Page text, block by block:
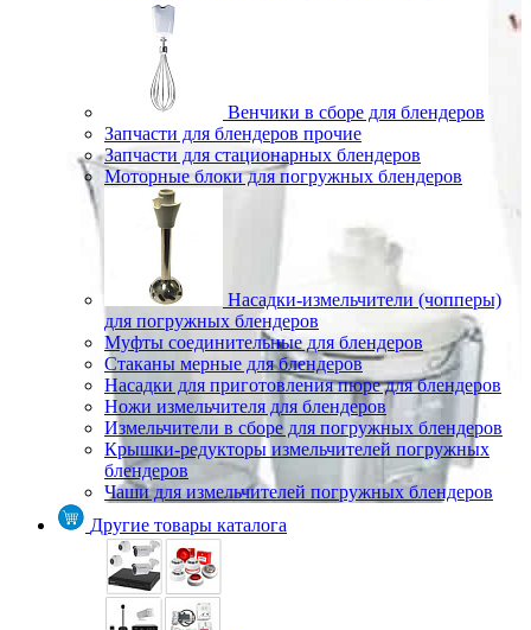
Венчики в сборе для блендеров
Запчасти для блендеров прочие
Запчасти для стационарных блендеров
Моторные блоки для погружных блендеров
Насадки-измельчители (чопперы)
для погружных блендеров
Муфты соединительные для блендеров
Стаканы мерные для блендеров
Насадки для приготовления пюре для блендеров
Ножи измельчителя для блендеров
Измельчители в сборе для погружных блендеров
Крышки-редукторы измельчителей погружных
блендеров
Чаши для измельчителей погружных блендеров
Другие товары каталога